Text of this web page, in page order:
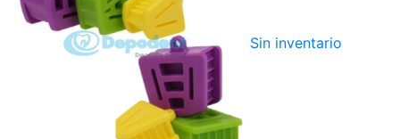
Sin inventario